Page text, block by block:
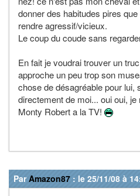
donner des habitudes pires
rendre agressif/vicieux.
Le coup du coude sans
En fait je voudrai trouver un
approche un peu trop son
chose de désagréable pour lui,
directement de moi... oui oui,
Monty Robert a la TV!
ParAmazon87 : le 25/11/08 à